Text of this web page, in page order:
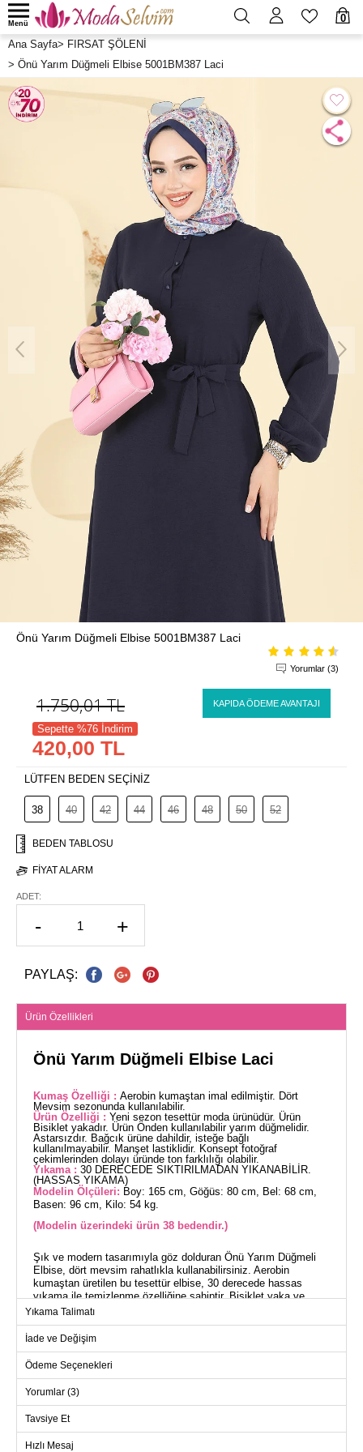
0
Menü
Ana Sayfa> FIRSAT ŞÖLENİ
> Önü Yarım Düğmeli Elbise 5001BM387 Laci
Önü Yarım Düğmeli Elbise 5001BM387 Laci
Yorumlar (3)
1.750,01TL KAPIDA ÖDEME AVANTAJI
Sepette %76 İndirim
420,00 TL
LÜTFEN BEDEN SEÇİNİZ
38 40 42 44 46 48 50 52
BEDEN TABLOSU
FIYAT ALARM
ADET:
- +
PAYLAŞ:
Ürün Özellikleri
Önü Yarım Düğmeli Elbise Laci
Kumaş Özelliği : Aerobin kumaştan imal edilmiştir. Dört
Mevsim sezonunda kullanılabilir.
Ürün Özelliği : Yeni sezon tesettür moda ürünüdür. Ürün
Bisiklet yakadır. Ürün Önden kullanılabilir yarım düğmelidir.
Astarsızdır. Bağcık ürüne dahildir, isteğe bağlı
kullanılmayabilir. Manşet lastiklidir. Konsept fotoğraf
çekimlerinden dolayı üründe ton farklılığı olabilir.
Yıkama : 30 DERECEDE SIKTIRILMADAN YIKANABİLİR.
(HASSAS YIKAMA)
Modelin Ölçüleri: Boy: 165 cm, Göğüs: 80 cm, Bel: 68 cm,
Basen: 96 cm, Kilo: 54 kg.
(Modelin üzerindeki ürün 38 bedendir.)
Şık ve modern tasarımıyla göz dolduran Önü Yarım Düğmeli
Elbise, dört mevsim rahatlıkla kullanabilirsiniz. Aerobin
kumaştan üretilen bu tesettür elbise, 30 derecede hassas
yıkama ile temizlenme özelliğine sahiptir. Bisiklet yaka ve
manşet lastik detaylarıyla zarif bir görünüm sunar. Yarım
düğmeli ön tasarımı ile pratik kullanım imkanı sağlar. Astarsız
yapısıyla hafif ve konforlu bir deneyim sunan bu elbise, her
ortamda şıklığınızı korumanız için idealdir.
ELBİSE BEDEN ÖLÇÜLERİ
38
98 92
131
Yıkama Talimatı
İade ve Değişim
Ödeme Seçenekleri
Yorumlar (3)
Tavsiye Et
Hızlı Mesaj